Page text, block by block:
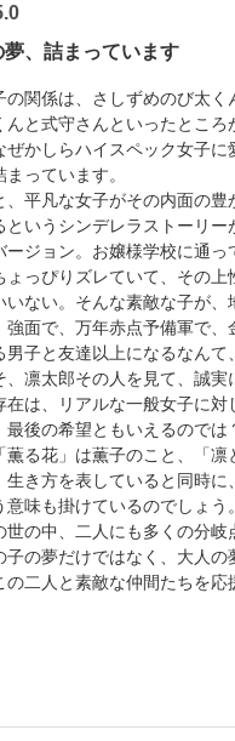
、詰まっています
関係は、さしずめのび太く
んと式守さんといったとこ
ぜかしらハイスペック女子に
っています。
平凡な女子がその内面の豊
というシンデレラストーリー
ージョン。お嬢様学校に通っ
っぴりズレていて、その上
いない。そんな素敵な子が、
強面で、万年赤点予備軍で、
男子と友達以上になるなんて
、凛太郎その人を見て、誠実
在は、リアルな一般女子に対
最後の希望ともいえるのでは
る花」は薫子のこと、「凛
生き方を表していると同時に
意味も掛けているのでしょう
世の中、二人にも多くの分岐
子の夢だけではなく、大人の
の二人と素敵な仲間たちを応